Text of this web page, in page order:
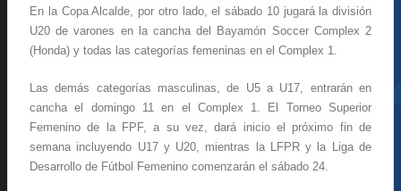
En la Copa Alcalde, por otro lado, el sábado 10 jugará la división
U20 de varones en la cancha del Bayamón Soccer Complex 2
(Honda) y todas las categorías femeninas en el Complex 1.
Las demás categorías masculinas, de U5 a U17, entrarán en
cancha el domingo 11 en el Complex 1. El Torneo Superior
Femenino de la FPF, a su vez, dará inicio el próximo fin de
semana incluyendo U17 y U20, mientras la LFPR y la Liga de
Desarrollo de Fútbol Femenino comenzarán el sábado 24.